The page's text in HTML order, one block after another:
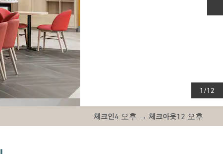
1 /12
체크인4 오후 → 체크아웃12 오후